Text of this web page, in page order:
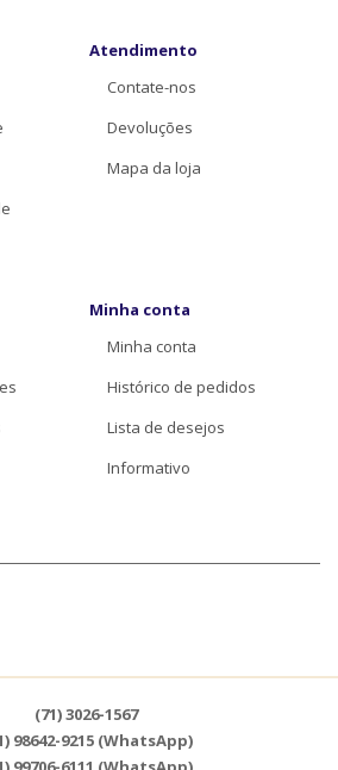
Atendimento
Contate-nos
Devoluções
Mapa da loja
Minha conta
Minha conta
Histórico de pedidos
Lista de desejos
Informativo
(71) 3026-1567
98642-9215 (WhatsApp)